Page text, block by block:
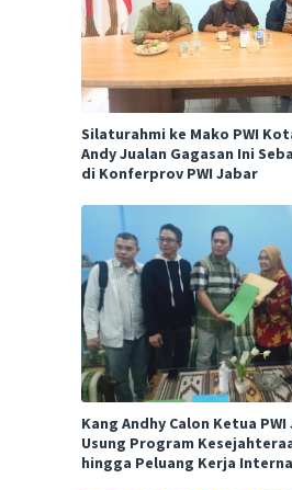
Silaturahmi ke Mako PWI
Andy Jualan Gagasan Ini
di Konferprov PWI Jabar
Kang Andhy Calon Ketua PWI
Usung Program
hingga Peluang Kerja